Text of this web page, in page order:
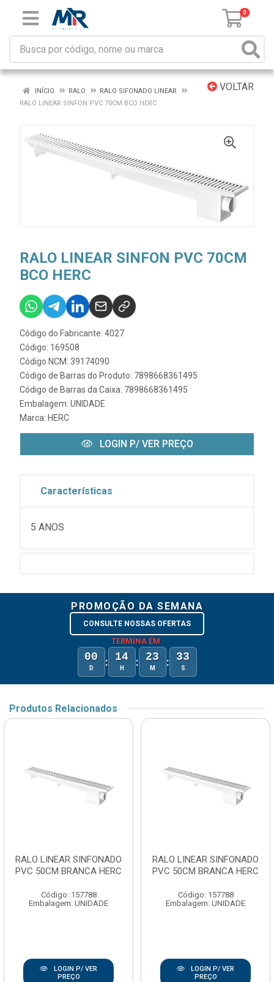
0
VOLTAR
INÍCIO RALO
RALO SIFONADO LINEAR
RALO LINEAR SINFON PVC 70CM BCO HERC
RALO LINEAR SINFON PVC 70CM
BCO HERC
Código do Fabricante: 4027
Código: 169508
Código NCM: 39174090
Código de Barras do Produto: 7898668361495
Código de Barras da Caixa: 7898668361495
Embalagem: UNIDADE
Marca: HERC
LOGIN P/ VER PREÇO
Características
5 ANOS
PROMOÇÃO DA SEMANA
CONSULTE NOSSAS OFERTAS
TERMINA EM:
00
D : 14
H : 23
M : 33
S
Produtos Relacionados
RALO LINEAR SINFONADO
PVC 50CM BRANCA HERC
Código: 157788
Embalagem: UNIDADE
LOGIN P/ VER
PREÇO
RALO LINEAR SINFONADO
PVC 50CM BRANCA HERC
Código: 157788
Embalagem: UNIDADE
LOGIN P/ VER
PREÇO